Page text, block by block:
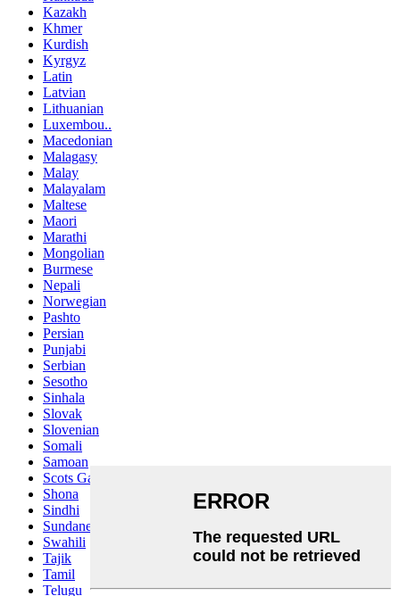
Kazakh
Khmer
Kurdish
Kyrgyz
Latin
Latvian
Lithuanian
Luxembou..
Macedonian
Malagasy
Malay
Malayalam
Maltese
Maori
Marathi
Mongolian
Burmese
Nepali
Norwegian
Pashto
Persian
Punjabi
Serbian
Sesotho
Sinhala
Slovak
Slovenian
Somali
Samoan
Scots Gaelic
Shona
Sindhi
Sundanese
Swahili
Tajik
Tamil
Telugu